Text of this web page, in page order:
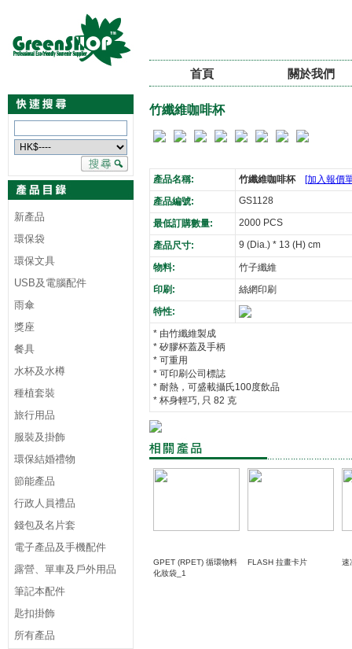
首頁 關於我們
新產品
環保袋
環保文具
USB及電腦配件
雨傘
獎座
餐具
水杯及水樽
種植套裝
旅行用品
服裝及掛飾
環保結婚禮物
節能產品
行政人員禮品
錢包及名片套
電子產品及手機配件
露營、單車及戶外用品
筆記本配件
匙扣掛飾
所有產品
竹纖維咖啡杯
產品名稱: 竹纖維咖啡杯
[加入報價
產品編號:
GS1128
最低訂購數量: 2000 PCS
產品尺寸: 9 (Dia.) * 13 (H) cm
物料:
竹子纖維
印刷:
絲網印刷
特性:
* 由竹纖維製成
* 矽膠杯蓋及手柄
* 可重用
* 可印刷公司標誌
* 耐熱，可盛載攝氏100度飲品
* 杯身輕巧, 只 82 克
GPET (RPET) 循環物料
化妝袋_1
FLASH 拉畫卡片 速